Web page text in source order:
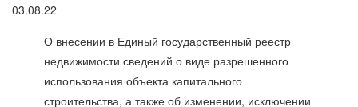
03.08.22
О внесении в Единый государственный реестр
недвижимости сведений о виде разрешенного
использования объекта капитального
строительства, а также об изменении, исключении